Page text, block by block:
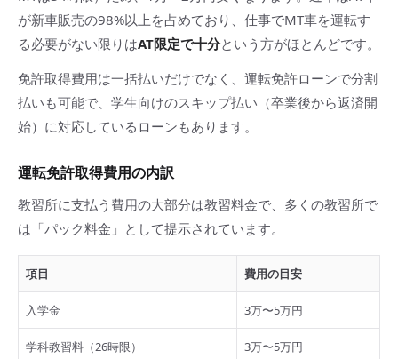
が新車販売の98%以上を占めており、仕事でMT車を運転す
る必要がない限りはAT限定で十分という方がほとんどです。
免許取得費用は一括払いだけでなく、運転免許ローンで分割
払いも可能で、学生向けのスキップ払い（卒業後から返済開
始）に対応しているローンもあります。
運転免許取得費用の内訳
教習所に支払う費用の大部分は教習料金で、多くの教習所で
は「パック料金」として提示されています。
項目 費用の目安
入学金 3万〜5万円
学科教習料（26時限） 3万〜5万円